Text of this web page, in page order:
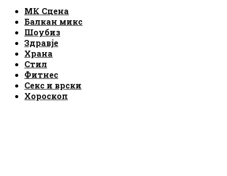
МК Сцена
Балкан микс
Шоубиз
Здравје
Храна
Стил
Фитнес
Секс и врски
Хороскоп